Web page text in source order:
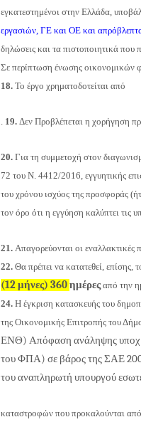
εγκατεστημένοι στην Ελλάδα,
εργασιών, ΓΕ και ΟΕ και
δηλώσεις και τα πιστοποιητικά
Σε περίπτωση ένωσης οικονομικών
18.Το έργο χρηματοδοτείται από
. 19.Δεν Προβλέπεται η χορήγηση
20.Για τη συμμετοχή στον
72 του Ν. 4412/2016, εγγυητικής
του χρόνου ισχύος της προσφοράς
τον όρο ότι η εγγύηση καλύπτει
21.Απαγορεύονται οι εναλλακτικές
22.Θα πρέπει να κατατεθεί,
(12 μήνες) 360ημέρεςαπό την
24.Η έγκριση κατασκευής του
της Οικονομικής Επιτροπής του
ΕΝΘ)Απόφαση ανάληψης
του ΦΠΑ) σε βάρος της ΣΑΕ
του αναπληρωτή υπουργού
καταστροφών που προκαλούνται